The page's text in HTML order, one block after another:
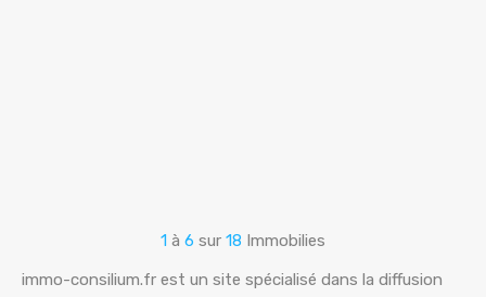
1 à 6 sur 18 Immobilies
immo-consilium.fr est un site spécialisé dans la diffusion